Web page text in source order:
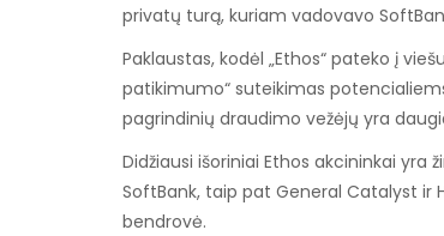
privatų turą, kuriam vadovavo
Paklaustas, kodėl „Ethos“ pateko į
patikimumo“ suteikimas
pagrindinių draudimo vežėjų yra
Didžiausi išoriniai Ethos akcininkai yra
SoftBank, taip pat General Catalyst ir
bendrovė.